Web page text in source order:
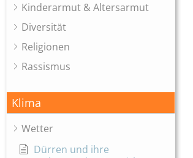
Kinderarmut & Altersarmut
Diversität
Religionen
Rassismus
Klima
Wetter
Dürren und ihre